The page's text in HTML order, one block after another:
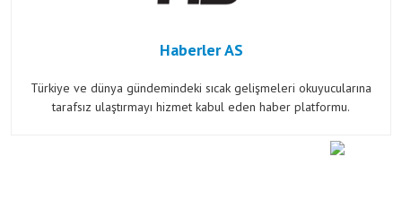
Haberler AS
Türkiye ve dünya gündemindeki sıcak gelişmeleri okuyucularına
tarafsız ulaştırmayı hizmet kabul eden haber platformu.